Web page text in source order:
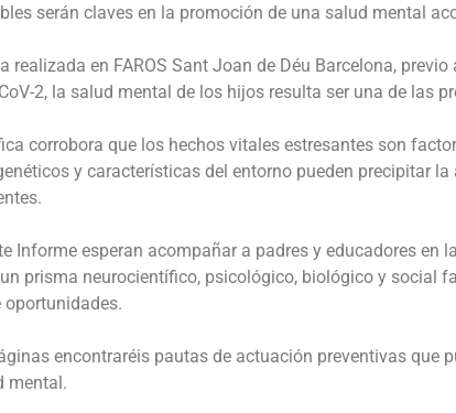
serán claves en la promoción de una salud mental
realizada en FAROS Sant Joan de Déu Barcelona,
2, la salud mental de los hijos resulta ser una de las
corrobora que los hechos vitales estresantes son
y características del entorno pueden precipitar
Informe esperan acompañar a padres y educadores en
prisma neurocientífico, psicológico, biológico y social
encontraréis pautas de actuación preventivas que
mental.